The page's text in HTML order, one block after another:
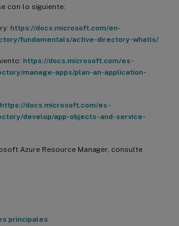
con lo siguiente:
https://docs.microsoft.com/en-
fundamentals/active-directory-whatis/
https://docs.microsoft.com/es-
manage-apps/plan-an-application-
https://docs.microsoft.com/es-
develop/app-objects-and-service-
Azure Resource Manager, consulte
principales